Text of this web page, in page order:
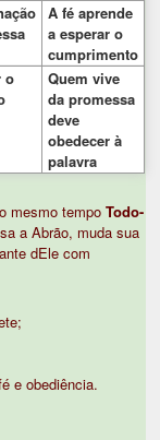
A fé aprende
a esperar o
cumprimento
o
Quem vive
da promessa
deve
obedecer à
palavra
mesmo tempoTodo-
a Abrão, muda sua
dEle com
e obediência.